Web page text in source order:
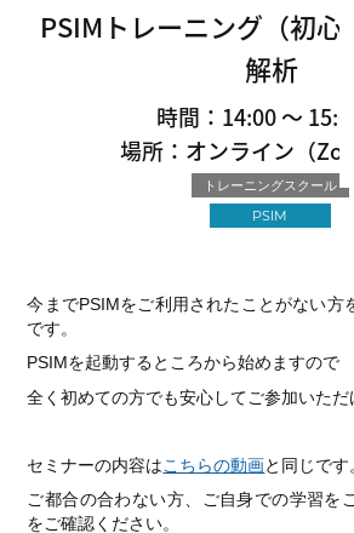
PSIMトレーニング（初
解析
時間：14:00 ～ 15:00
場所：オンライン（
トレーニングスクール
PSIM
今までPSIMをご利用されたことがない方
です。
PSIMを起動するところから始めますので
全く初めての方でも安心してご参加いただ
セミナーの内容はこちらの動画と同じです
ご都合の合わない方、ご自身での学習を
をご確認ください。